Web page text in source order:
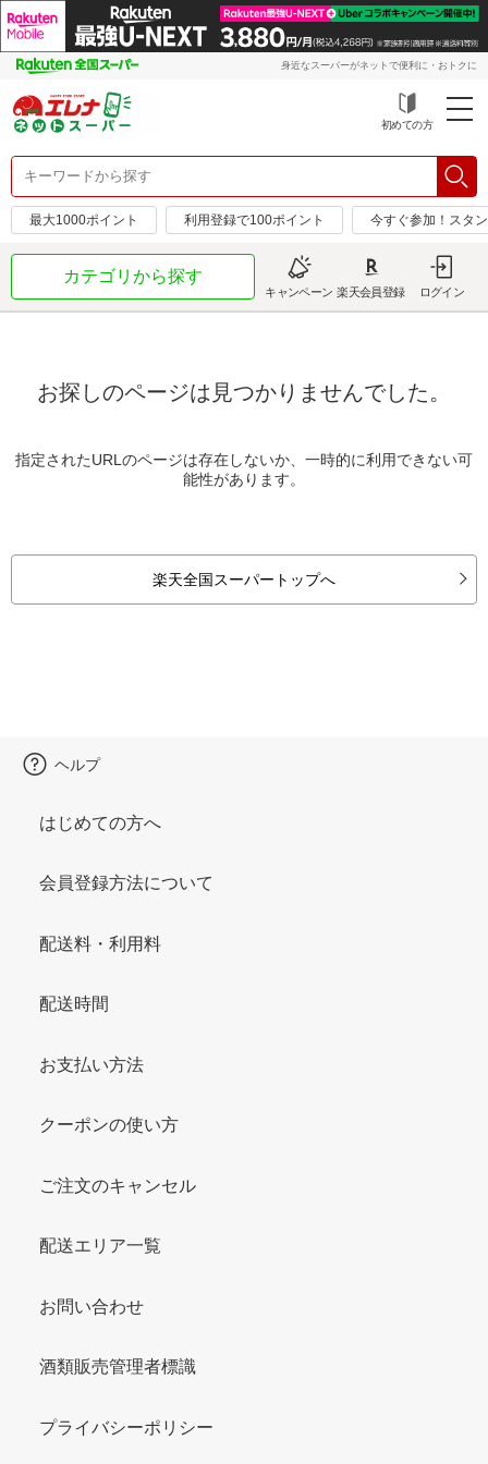
身近なスーパーがネットで便利に・おトクに
初めての方
最大1000ポイント 利用登録で100ポイント 今すぐ参加！スタ
カテゴリから探す
キャンペーン 楽天会員登録 ログイン
お探しのページは見つかりませんでした。
指定されたURLのページは存在しないか、一時的に利用できない可
能性があります。
楽天全国スーパートップへ
ヘルプ
はじめての方へ
会員登録方法について
配送料・利用料
配送時間
お支払い方法
クーポンの使い方
ご注文のキャンセル
配送エリア一覧
お問い合わせ
酒類販売管理者標識
プライバシーポリシー